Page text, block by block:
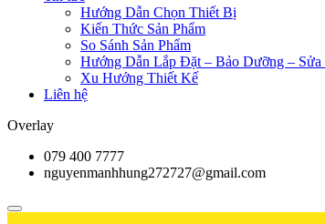
Hướng Dẫn Chọn Thiết Bị
Kiến Thức Sản Phẩm
So Sánh Sản Phẩm
Hướng Dẫn Lắp Đặt – Bảo Dưỡng – Sửa
Xu Hướng Thiết Kế
Liên hệ
Overlay
079 400 7777
nguyenmanhhung272727@gmail.com